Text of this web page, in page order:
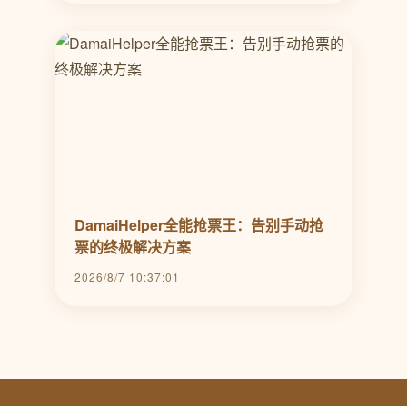
DamaiHelper全能抢票王：告别手动抢
票的终极解决方案
2026/8/7 10:37:01